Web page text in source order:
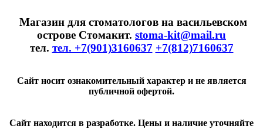
Магазин для стоматологов на васильевском
острове Стомакит. stoma-kit@mail.ru
тел. тел. +7(901)3160637 +7(812)7160637
Сайт носит ознакомительный характер и не является
публичной офертой.
Сайт находится в разработке. Цены и наличие уточняйте